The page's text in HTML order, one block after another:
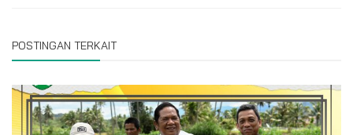
POSTINGAN TERKAIT